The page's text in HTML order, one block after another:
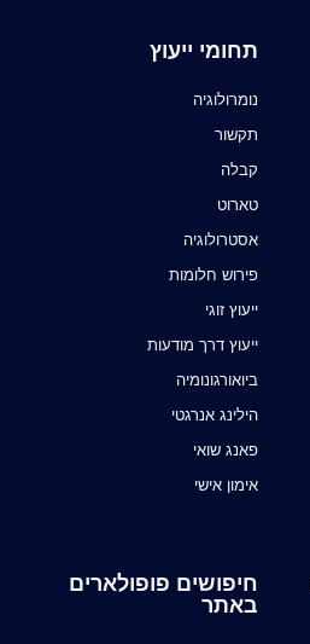
תחומי ייעוץ
נומרולוגיה
תקשור
קבלה
טארוט
אסטרולוגיה
פירוש חלומות
ייעוץ זוגי
ייעוץ דרך מודעות
ביואורגונומיה
הילינג אנרגטי
פאנג שואי
אימון אישי
חיפושים פופולארים
באתר